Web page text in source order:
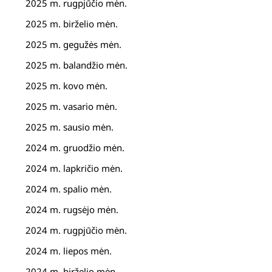
2025 m. rugpjūčio mėn.
2025 m. birželio mėn.
2025 m. gegužės mėn.
2025 m. balandžio mėn.
2025 m. kovo mėn.
2025 m. vasario mėn.
2025 m. sausio mėn.
2024 m. gruodžio mėn.
2024 m. lapkričio mėn.
2024 m. spalio mėn.
2024 m. rugsėjo mėn.
2024 m. rugpjūčio mėn.
2024 m. liepos mėn.